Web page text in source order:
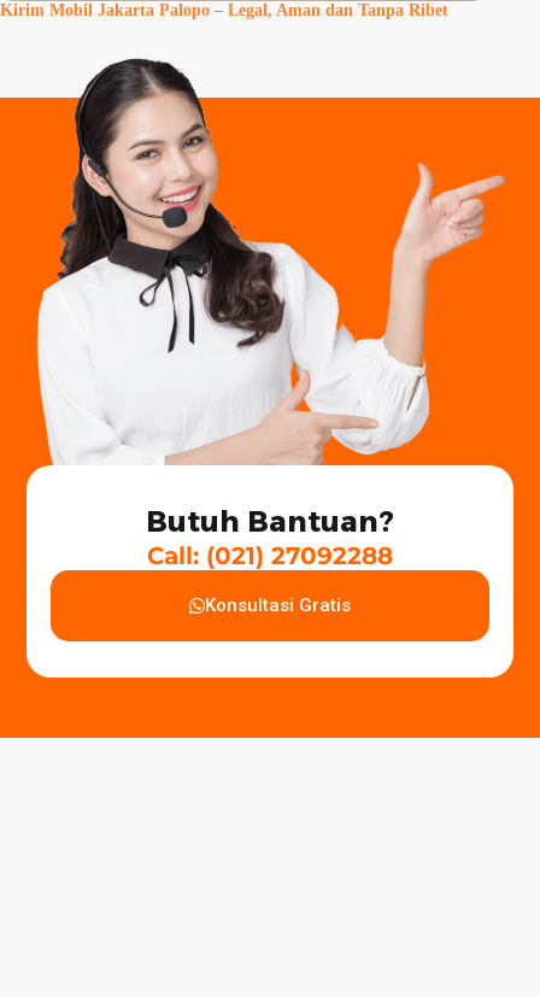
Kirim Mobil Jakarta Palopo – Legal, Aman dan Tanpa Ribet
Butuh Bantuan?
Call: (021) 27092288
Konsultasi Gratis